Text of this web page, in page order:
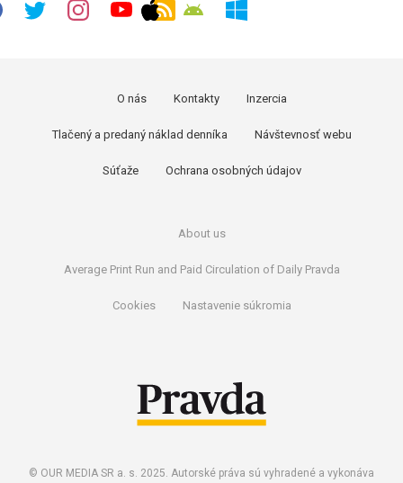
O nás Kontakty Inzercia
Tlačený a predaný náklad denníka Návštevnosť webu
Súťaže Ochrana osobných údajov
About us
Average Print Run and Paid Circulation of Daily Pravda
Cookies Nastavenie súkromia
© OUR MEDIA SR a. s. 2025. Autorské práva sú vyhradené a vykonáva